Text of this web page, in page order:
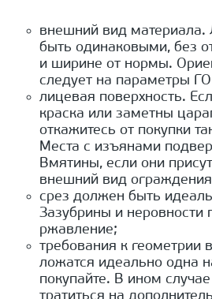
внешний вид
быть одинаковыми, без
и ширине от нормы.
следует на параметры
лицевая поверхность.
краска или заметны
откажитесь от покупки
Места с изъянами
Вмятины, если они
внешний вид
срез должен быть
Зазубрины и неровности
ржавление;
требования к геометрии
ложатся идеально одна
покупайте. В ином